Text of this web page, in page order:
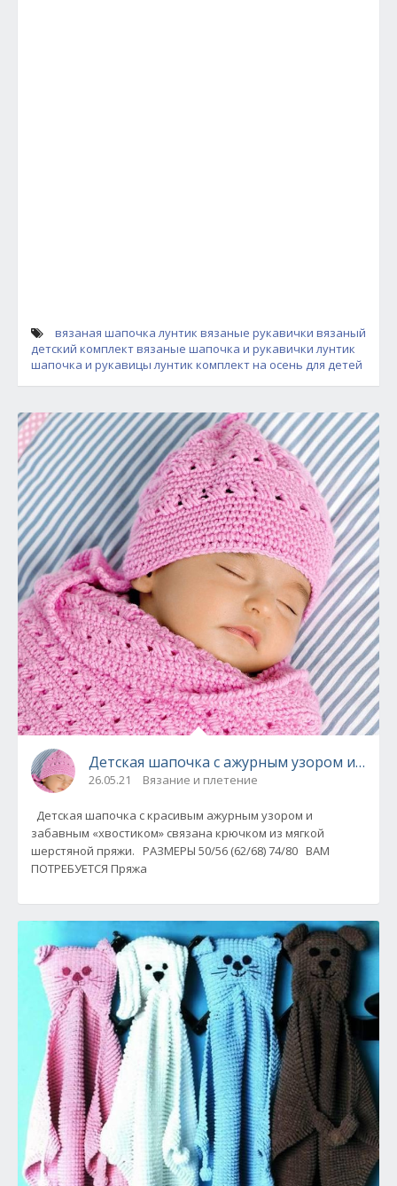
вязаная шапочка лунтик вязаные рукавички вязаный
детский комплектвязаные шапочка и рукавички лунтик
шапочка и рукавицы лунтик комплект на осень для детей
Детская шапочка с ажурным узором и
26.05.21 Вязание и плетение
Детская шапочка с красивым ажурным узором и
забавным «хвостиком» связана крючком из мягкой
шерстяной пряжи. РАЗМЕРЫ 50/56 (62/68) 74/80 ВАМ
ПОТРЕБУЕТСЯ Пряжа